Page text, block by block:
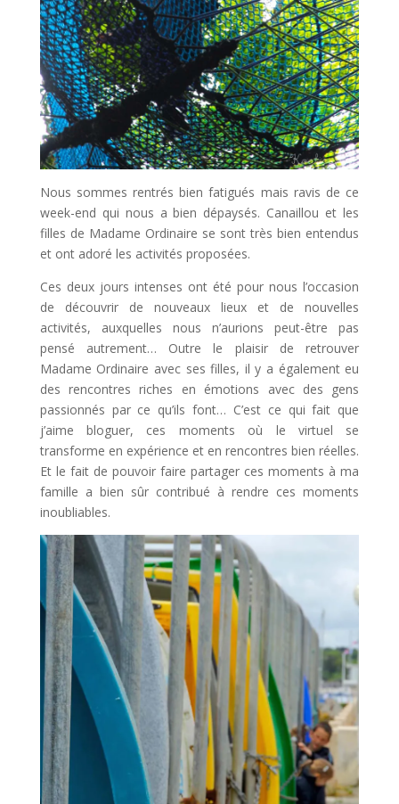
Nous sommes rentrés bien fatigués mais ravis de ce
week-end qui nous a bien dépaysés. Canaillou et les
filles de Madame Ordinaire se sont très bien entendus
et ont adoré les activités proposées.
Ces deux jours intenses ont été pour nous l’occasion
de découvrir de nouveaux lieux et de nouvelles
activités, auxquelles nous n’aurions peut-être pas
pensé autrement… Outre le plaisir de retrouver
Madame Ordinaire avec ses filles, il y a également eu
des rencontres riches en émotions avec des gens
passionnés par ce qu’ils font… C’est ce qui fait que
j’aime bloguer, ces moments où le virtuel se
transforme en expérience et en rencontres bien réelles.
Et le fait de pouvoir faire partager ces moments à ma
famille a bien sûr contribué à rendre ces moments
inoubliables.